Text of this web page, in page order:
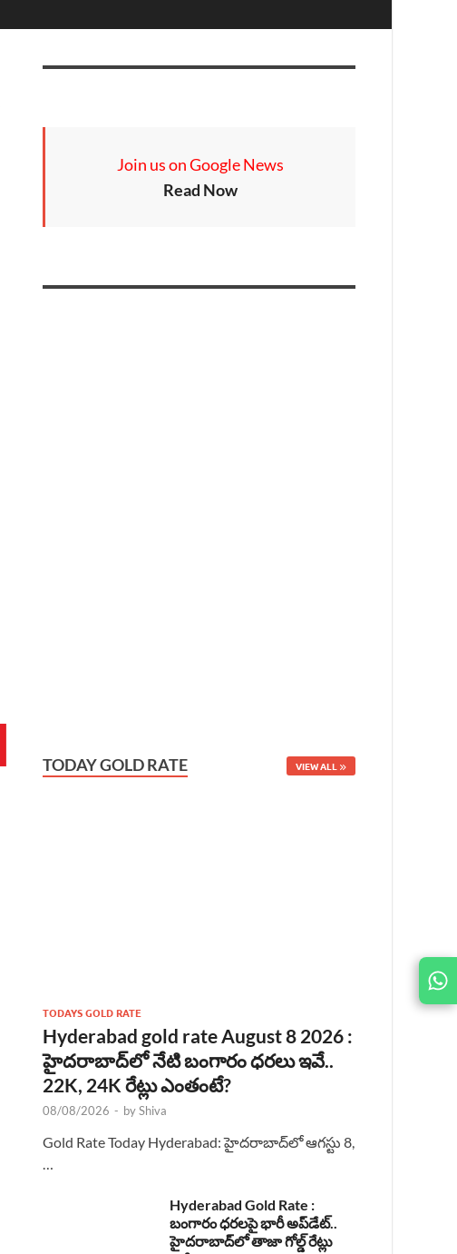
JOIN
US ON
Join us on Google News
Read Now
TODAY GOLD RATE VIEW ALL
TODAYS GOLD RATE
Hyderabad gold rate August 8 2026 :
హైదరాబాద్‌లో నేటి బంగారం ధరలు ఇవే..
22K, 24K రేట్లు ఎంతంటే?
08/08/2026 - byShiva
Gold Rate Today Hyderabad: హైదరాబాద్‌లో ఆగస్టు 8,
…
Hyderabad Gold Rate :
బంగారం ధరలపై భారీ అప్‌డేట్..
హైదరాబాద్‌లో తాజా గోల్డ్ రేట్లు